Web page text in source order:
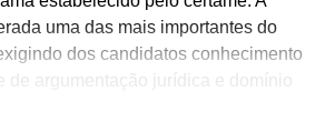
uma das mais importantes do
dos candidatos conhecimento
de argumentação jurídica e domínio